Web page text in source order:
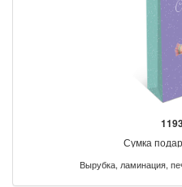
Сумка
Вырубка, ламинация,